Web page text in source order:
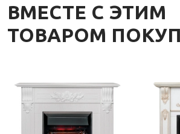
ВМЕСТЕ С ЭТИМ
ТОВАРОМ